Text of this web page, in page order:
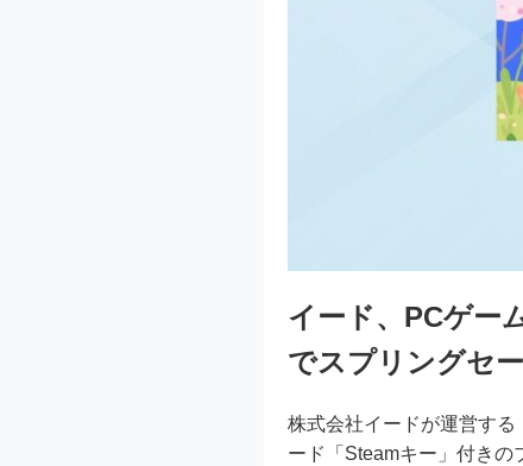
イード、PCゲー
でスプリングセ
株式会社イードが運営す
ード「Steamキー」付き